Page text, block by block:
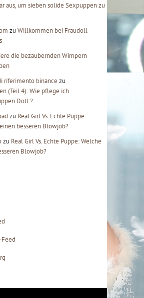
aus, um sieben solide Sexpuppen zu
zu Willkommen bei Fraudoll
die bezaubernden Wimpern
riferimento binance zu
(Teil 4): Wie pflege ich
Doll ?
zu Real Girl Vs. Echte Puppe:
besseren Blowjob?
zu Real Girl Vs. Echte Puppe: Welche
Blowjob?